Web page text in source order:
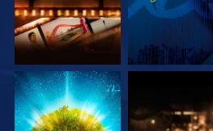
SERIE
SERIE